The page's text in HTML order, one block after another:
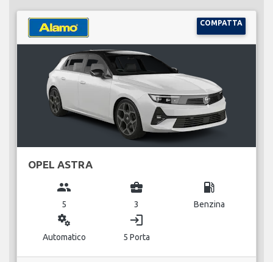
COMPATTA
OPEL ASTRA
group
5
business_center
3
local_gas_station
Benzina
miscellaneous_services
Automatico
login
5 Porta